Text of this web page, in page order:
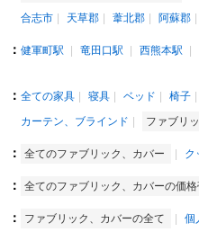
合志市
天草郡 葦北郡 阿蘇郡
： 健軍町駅 竜田口駅 西熊本駅
： 全ての家具 寝具 ベッド 椅子
カーテン、ブラインド
ファブリ
： 全てのファブリック、カバー ク
： 全てのファブリック、カバーの価
： ファブリック、カバーの全て 個